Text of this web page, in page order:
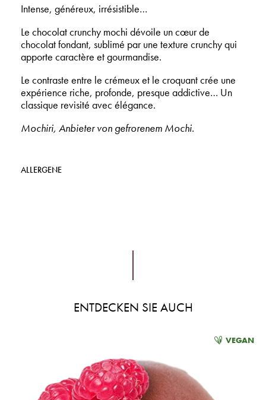
Intense, généreux, irrésistible…
Le chocolat crunchy mochi dévoile un cœur de
chocolat fondant, sublimé par une texture crunchy qui
apporte caractère et gourmandise.
Le contraste entre le crémeux et le croquant crée une
expérience riche, profonde, presque addictive… Un
classique revisité avec élégance.
Mochiri, Anbieter von gefrorenem Mochi.
ALLERGENE
ENTDECKEN SIE AUCH
VEGAN